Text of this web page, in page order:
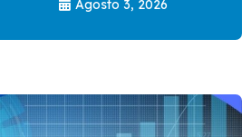
Agosto 3, 2026